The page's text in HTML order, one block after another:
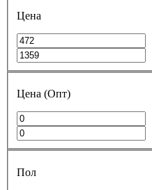
Цена
Цена (Опт)
Пол